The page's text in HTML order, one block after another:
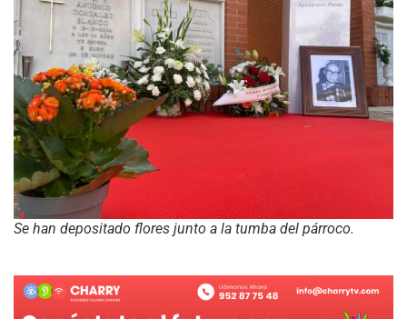
Se han depositado flores junto a la tumba del párroco.